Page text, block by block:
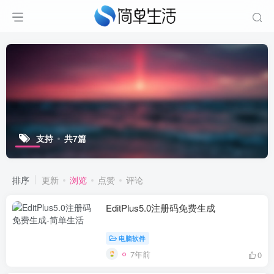
支持 共7篇
排序 更新 浏览 点赞 评论
EditPlus5.0注册码免费生成
电脑软件
7年前 0